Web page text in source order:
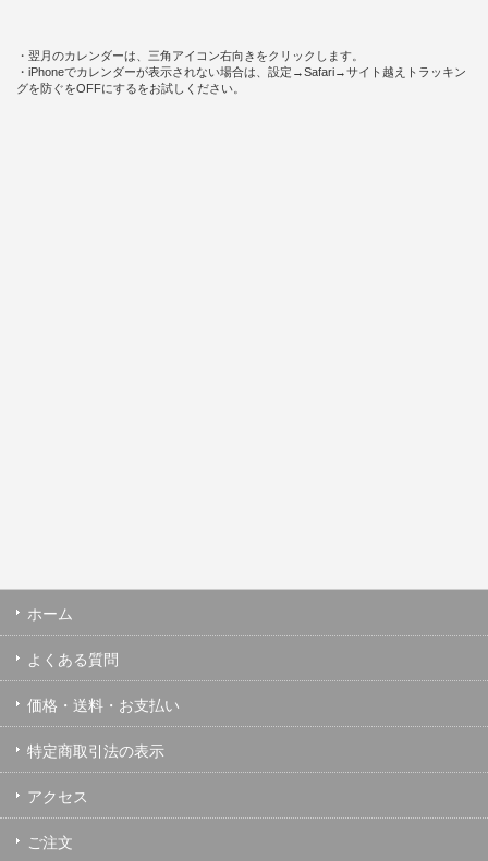
・翌月のカレンダーは、三角アイコン右向きをクリックします。
・iPhoneでカレンダーが表示されない場合は、設定→Safari→サイト越えトラッキン
グを防ぐをOFFにするをお試しください。
ホーム
よくある質問
価格・送料・お支払い
特定商取引法の表示
アクセス
ご注文